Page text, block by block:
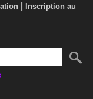
|
Inscription au